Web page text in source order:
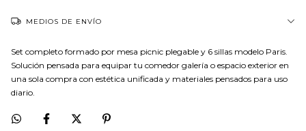
MEDIOS DE ENVÍO
Set completo formado por mesa picnic plegable y 6 sillas modelo Paris.
Solución pensada para equipar tu comedor galería o espacio exterior en
una sola compra con estética unificada y materiales pensados para uso
diario.